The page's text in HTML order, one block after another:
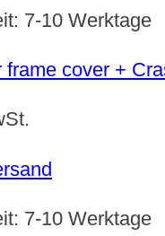
7-10 Werktage
7-10 Werktage